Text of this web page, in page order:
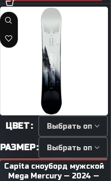
ЦВЕТ
РАЗМЕР
Capita сноуборд мужской
Mega Mercury — 2024 —